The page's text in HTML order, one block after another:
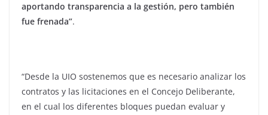
aportando transparencia a la gestión, pero también
fue frenada”.
“Desde la UIO sostenemos que es necesario analizar los
contratos y las licitaciones en el Concejo Deliberante,
en el cual los diferentes bloques puedan evaluar y